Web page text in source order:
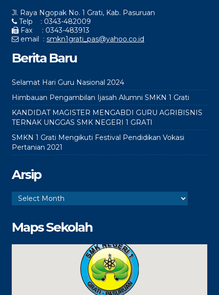
Jl. Raya Ngopak No. 1 Grati, Kab. Pasuruan
Telp : 0343-482009
Fax : 0343-483913
email : smkn1grati_pas@yahoo.co.id
Berita Baru
Selamat Hari Guru Nasional 2024
Himbauan Pengambilan Ijasah Alumni SMKN 1 Grati
KANDIDAT MAGISTER MENGABDI GURU AGRIBISNIS
TERNAK UNGGAS SMK NEGERI 1 GRATI
SMKN 1 Grati Mengikuti Festival Pendidikan Vokasi
Pertanian 2021
Arsip
Arsip
Maps Sekolah